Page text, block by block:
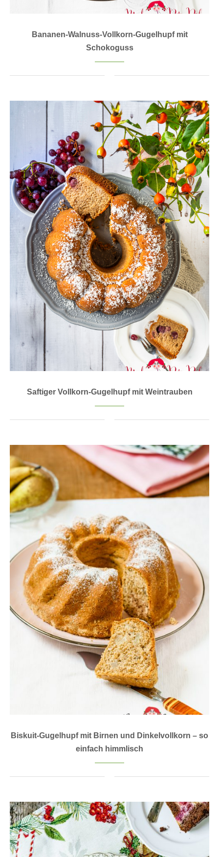
Bananen-Walnuss-Vollkorn-Gugelhupf mit
Schokoguss
Saftiger Vollkorn-Gugelhupf mit Weintrauben
Biskuit-Gugelhupf mit Birnen und Dinkelvollkorn – so
einfach himmlisch